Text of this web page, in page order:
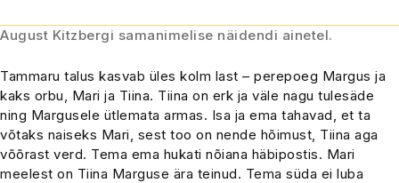
August Kitzbergi samanimelise näidendi ainetel.
Tammaru talus kasvab üles kolm last – perepoeg Margus ja
kaks orbu, Mari ja Tiina. Tiina on erk ja väle nagu tulesäde
ning Margusele ütlemata armas. Isa ja ema tahavad, et ta
võtaks naiseks Mari, sest too on nende hõimust, Tiina aga
võõrast verd. Tema ema hukati nõiana häbipostis. Mari
meelest on Tiina Marguse ära teinud. Tema süda ei luba